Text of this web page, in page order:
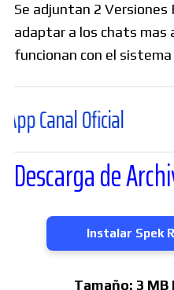
Se adjuntan 2 Versiones
adaptar a los chats mas
funcionan con el sistema
Oficial
Descarga de
Instalar Spek
Tamaño: 3 MB